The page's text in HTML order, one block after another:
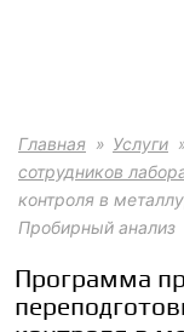
Главная Услуги
сотрудников
контроля в
Пробирный анализ
Программа